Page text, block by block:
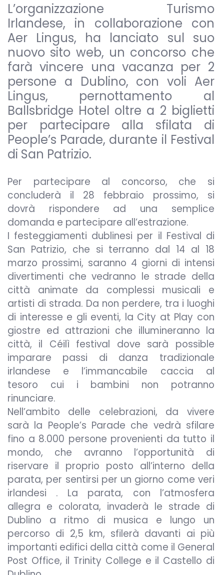
L’organizzazione Turismo
Irlandese, in collaborazione con
Aer Lingus, ha lanciato sul suo
nuovo sito web, un concorso che
farà vincere una vacanza per 2
persone a Dublino, con voli Aer
Lingus, pernottamento al
Ballsbridge Hotel oltre a 2 biglietti
per partecipare alla sfilata di
People’s Parade, durante il Festival
di San Patrizio.
Per partecipare al concorso, che si
concluderà il 28 febbraio prossimo, si
dovrà rispondere ad una semplice
domanda e partecipare all’estrazione.
I festeggiamenti dublinesi per il Festival di
San Patrizio, che si terranno dal 14 al 18
marzo prossimi, saranno 4 giorni di intensi
divertimenti che vedranno le strade della
città animate da complessi musicali e
artisti di strada. Da non perdere, tra i luoghi
di interesse e gli eventi, la City at Play con
giostre ed attrazioni che illumineranno la
città, il Céilì festival dove sarà possible
imparare passi di danza tradizionale
irlandese e l’immancabile caccia al
tesoro cui i bambini non potranno
rinunciare.
Nell’ambito delle celebrazioni, da vivere
sarà la People’s Parade che vedrà sfilare
fino a 8.000 persone provenienti da tutto il
mondo, che avranno l’opportunità di
riservare il proprio posto all’interno della
parata, per sentirsi per un giorno come veri
irlandesi . La parata, con l’atmosfera
allegra e colorata, invaderà le strade di
Dublino a ritmo di musica e lungo un
percorso di 2,5 km, sfilerà davanti ai più
importanti edifici della città come il General
Post Office, il Trinity College e il Castello di